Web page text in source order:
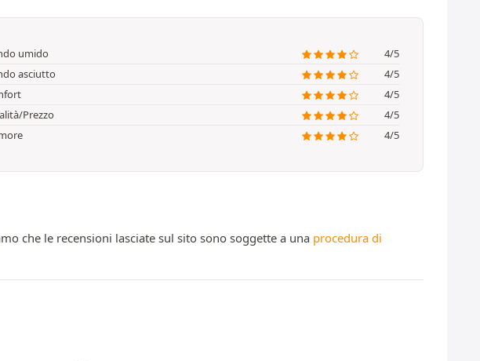
umido
4/5
asciutto
4/5
4/5
Prezzo
4/5
4/5
che le recensioni lasciate sul sito sono soggette a una procedura di